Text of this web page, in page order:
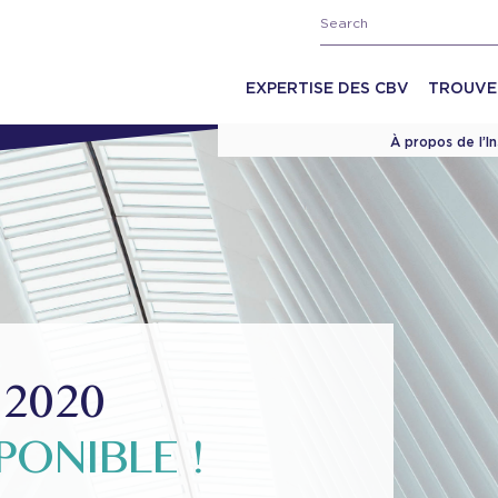
EXPERTISE DES CBV
À propos de
!